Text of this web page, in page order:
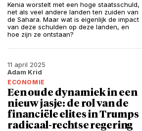
Kenia worstelt met een hoge staatsschuld,
net als veel andere landen ten zuiden van
de Sahara. Maar wat is eigenlijk de impact
van deze schulden op deze landen, en
hoe zijn ze ontstaan?
11 april 2025
Adam Krid
ECONOMIE
Een oude dynamiek in een
nieuw jasje: de rol van de
financiële elites in Trumps
radicaal-rechtse regering